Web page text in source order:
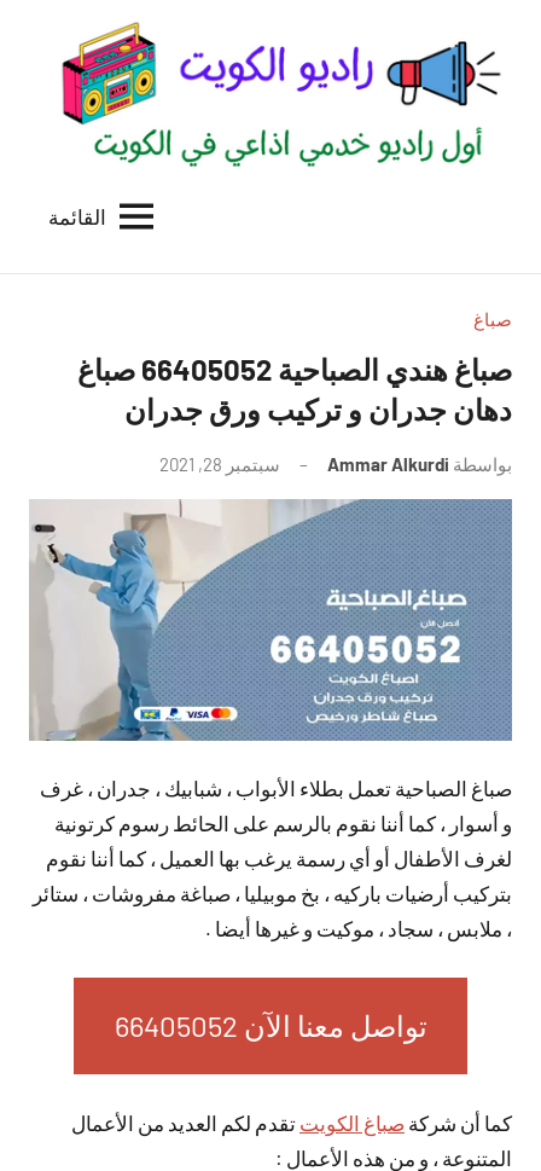
المحتوى
الكويت
للاعلانات
بالكويت
القائمة
صباغ
صباغ هندي الصباحية 66405052 صباغ
دهان جدران و تركيب ورق جدران
بواسطة Ammar Alkurdi سبتمبر 28, 2021
توجد
تعليقات
صباغ الصباحية تعمل بطلاء الأبواب ، شبابيك ، جدران ، غرف
و أسوار ، كما أننا نقوم بالرسم على الحائط رسوم كرتونية
لغرف الأطفال أو أي رسمة يرغب بها العميل ، كما أننا نقوم
بتركيب أرضيات باركيه ، بخ موبيليا ، صباغة مفروشات ، ستائر
، ملابس ، سجاد ، موكيت و غيرها أيضا .
تواصل معنا الآن 66405052
كما أن شركة صباغ الكويت تقدم لكم العديد من الأعمال
المتنوعة ، و من هذه الأعمال :